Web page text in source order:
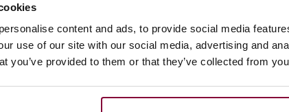
content and ads, to provide social media
use of our site with our social media, advertising and
you’ve provided to them or that they’ve collected from
Wie vertrouwt het nieuws?
Cann | Ilse Openneer | Marc
tussen hoofdredacteuren Marc Veeningen